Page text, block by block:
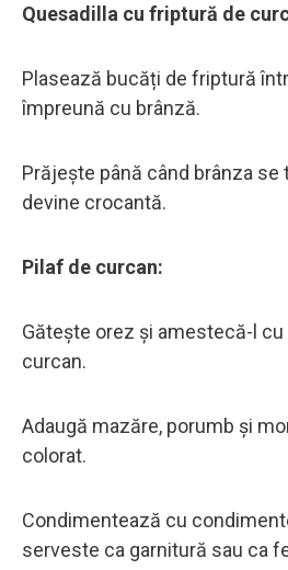
Quesadilla cu friptură de
Plasează bucăți de friptură
împreună cu brânză.
Prăjește până când brânza se
devine crocantă.
Pilaf de curcan:
Gătește orez și amestecă-l
curcan.
Adaugă mazăre, porumb și
colorat.
Condimentează cu
serveste ca garnitură sau ca